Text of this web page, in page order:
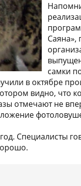
Саяна»,
самки
в октябре
видно, что
отмечают не
Специалисты